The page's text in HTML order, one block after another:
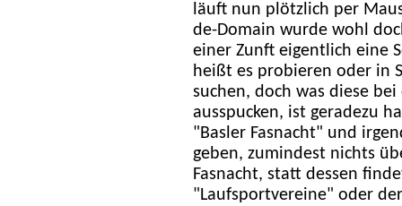
läuft nun plötzlich per
de-Domain wurde wohl
einer Zunft eigentlich eine
heißt es probieren oder in
suchen, doch was diese
ausspucken, ist geradezu
"Basler Fasnacht" und
geben, zumindest nichts
Fasnacht, statt dessen
"Laufsportvereine" oder